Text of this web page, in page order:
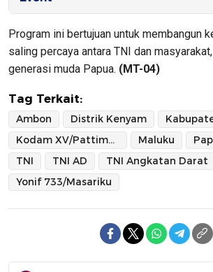
Program ini bertujuan untuk membangun
saling percaya antara TNI dan
generasi muda Papua. (MT-04)
Tag Terkait:
Ambon Distrik Kenyam
Kodam XV/Pattimura
Maluku
TNI
TNI AD
TNI Angkatan Darat
Yonif 733/Masariku